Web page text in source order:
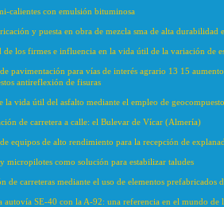
calientes con emulsión bituminosa
y puesta en obra de mezcla sma de alta durabilidad
de los firmes e influencia en la vida útil de la variación de
pavimentación para vías de interés agrario 13 15
antireflexión de fisuras
la vida útil del asfalto mediante el empleo de
de carretera a calle: el Bulevar de Vícar (Almería)
equipos de alto rendimiento para la recepción de
micropilotes como solución para estabilizar taludes
de carreteras mediante el uso de elementos prefabricados
autovía SE-40 con la A-92: una referencia en el mundo de